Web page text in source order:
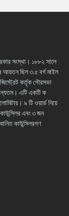
সংস্থা। ১৮৮২ সালে
আয়তন ছিল ৩.৫ বর্গ মাইল
কর্তৃক পৌরসভা
এটি একটি ক
৯ টি ওয়ার্ড নিয়ে
এবং ৩ জন
কাউন্সিলরগণ